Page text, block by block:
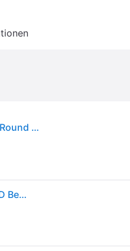
Masterjero, Kosmetikspiegel, Mirror Enlighted LED Luna Round D60
BD ART - Wandspiegel - Badspiegel - Rund Ø 60cm - mit LED Beleuchtung - Lichtfarbe Kaltweiß 6000K, IP44 - Spiegel Groß - Mirror - Ganzkörperspiegel - Bad Wand Spiegel - (Luna_RUND, Ø 60 cm)